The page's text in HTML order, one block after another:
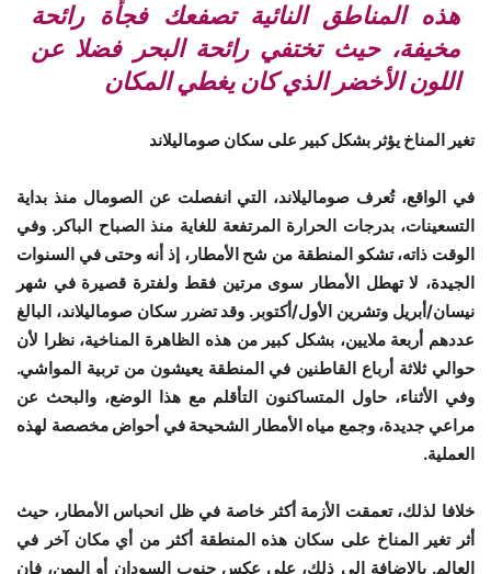
هذه المناطق النائية تصفعك فجأة رائحة
مخيفة، حيث تختفي رائحة البحر فضلا عن
اللون الأخضر الذي كان يغطي المكان
تغير المناخ يؤثر بشكل كبير على سكان صوماليلاند
في الواقع، تُعرف صوماليلاند، التي انفصلت عن الصومال منذ بداية
التسعينات، بدرجات الحرارة المرتفعة للغاية منذ الصباح الباكر. وفي
الوقت ذاته، تشكو المنطقة من شح الأمطار، إذ أنه وحتى في السنوات
الجيدة، لا تهطل الأمطار سوى مرتين فقط ولفترة قصيرة في شهر
نيسان/أبريل وتشرين الأول/أكتوبر. وقد تضرر سكان صوماليلاند، البالغ
عددهم أربعة ملايين، بشكل كبير من هذه الظاهرة المناخية، نظرا لأن
حوالي ثلاثة أرباع القاطنين في المنطقة يعيشون من تربية المواشي.
وفي الأثناء، حاول المتساكنون التأقلم مع هذا الوضع، والبحث عن
مراعي جديدة، وجمع مياه الأمطار الشحيحة في أحواض مخصصة لهذه
العملية.
خلافا لذلك، تعمقت الأزمة أكثر خاصة في ظل انحباس الأمطار، حيث
أثر تغير المناخ على سكان هذه المنطقة أكثر من أي مكان آخر في
العالم. بالإضافة إلى ذلك، على عكس جنوب السودان أو اليمن، فإن